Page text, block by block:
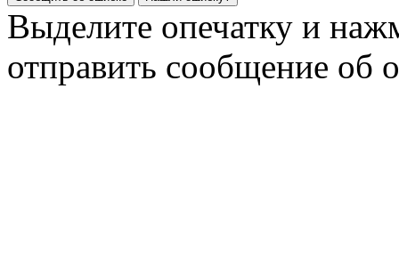
Выделите опечатку и
отправить сообщение об